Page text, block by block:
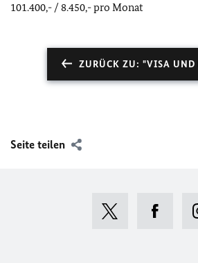
101.400,- / 8.450,- pro Monat
ZURÜCK ZU: "VISA UND
Seite teilen